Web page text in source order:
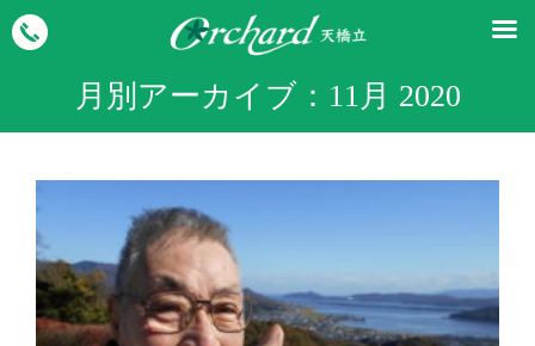
月別アーカイブ： 11月 2020